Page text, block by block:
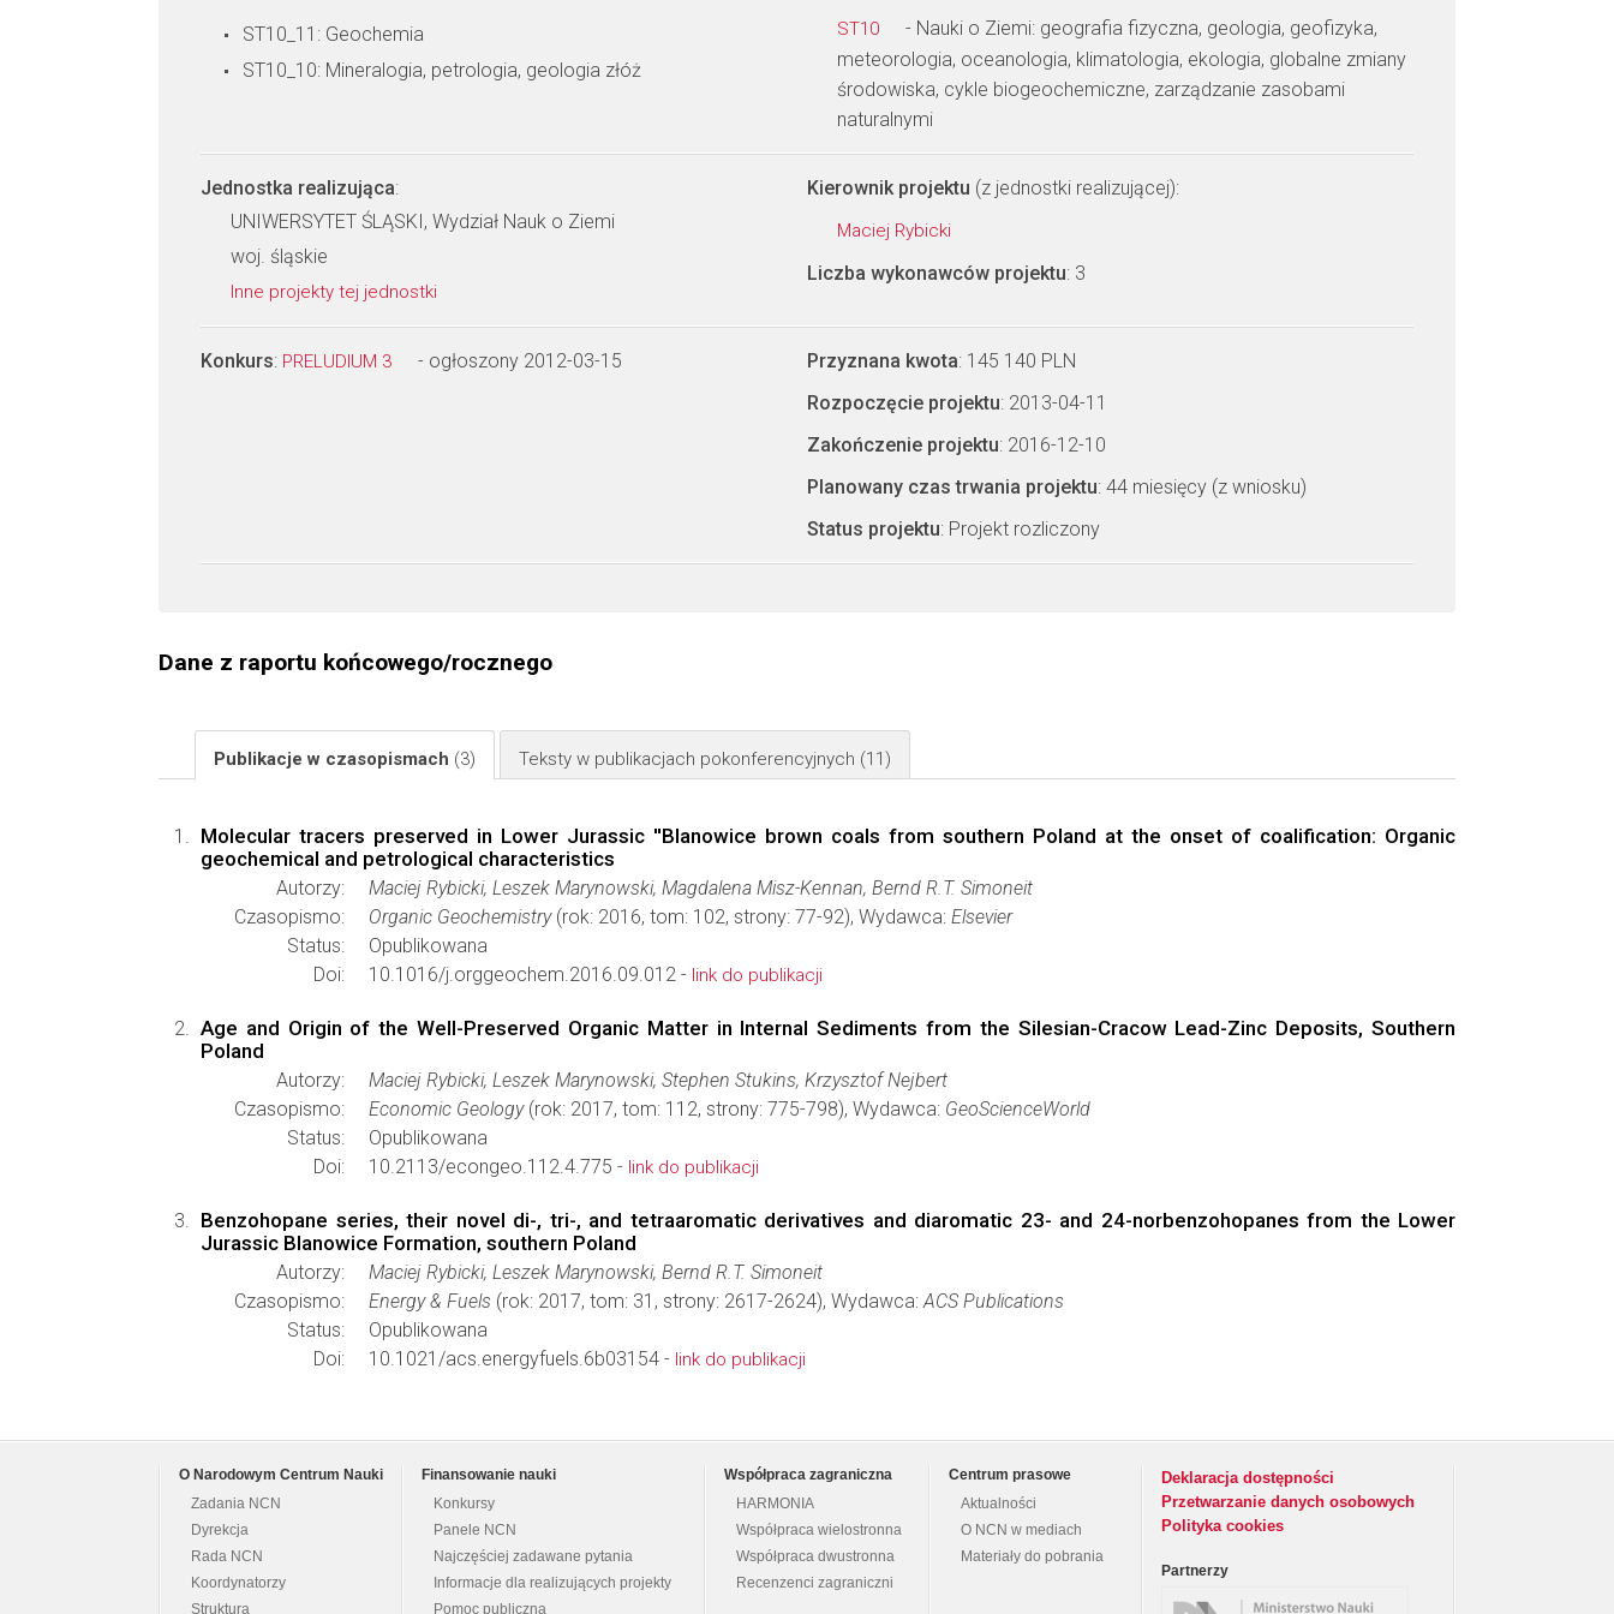
ST10_11: Geochemia
ST10_10: Mineralogia, petrologia, geologia złóż
ST10
- Nauki o Ziemi: geografia fizyczna, geologia, geofizyka,
meteorologia, oceanologia, klimatologia, ekologia, globalne zmiany
środowiska, cykle biogeochemiczne, zarządzanie zasobami
naturalnymi
Jednostka realizująca:
UNIWERSYTET ŚLĄSKI, Wydział Nauk o Ziemi
woj. śląskie
Inne projekty tej jednostki
Kierownik projektu (z jednostki realizującej):
Maciej Rybicki
Liczba wykonawców projektu: 3
Konkurs: PRELUDIUM 3 - ogłoszony 2012-03-15 Przyznana kwota: 145 140 PLN
Rozpoczęcie projektu: 2013-04-11
Zakończenie projektu: 2016-12-10
Planowany czas trwania projektu: 44 miesięcy (z wniosku)
Status projektu: Projekt rozliczony
Dane z raportu końcowego/rocznego
Publikacje w czasopismach (3) Teksty w publikacjach pokonferencyjnych (11)
Molecular tracers preserved in Lower Jurassic ''Blanowice brown coals from southern Poland at the onset of coalification: Organic
geochemical and petrological characteristics
Autorzy:
Maciej Rybicki, Leszek Marynowski, Magdalena Misz-Kennan, Bernd R.T. Simoneit
Czasopismo:
Organic Geochemistry(rok: 2016, tom: 102, strony: 77-92), Wydawca: Elsevier
Status:
Opublikowana
Doi:
10.1016/j.orggeochem.2016.09.012 - link do publikacji
Age and Origin of the Well-Preserved Organic Matter in Internal Sediments from the Silesian-Cracow Lead-Zinc Deposits, Southern
Poland
Autorzy:
Maciej Rybicki, Leszek Marynowski, Stephen Stukins, Krzysztof Nejbert
Czasopismo:
Economic Geology(rok: 2017, tom: 112, strony: 775-798), Wydawca: GeoScienceWorld
Status:
Opublikowana
Doi:
10.2113/econgeo.112.4.775 - link do publikacji
Benzohopane series, their novel di-, tri-, and tetraaromatic derivatives and diaromatic 23- and 24-norbenzohopanes from the Lower
Jurassic Blanowice Formation, southern Poland
Autorzy:
Maciej Rybicki, Leszek Marynowski, Bernd R.T. Simoneit
Czasopismo:
Energy & Fuels (rok: 2017, tom: 31, strony: 2617-2624), Wydawca:ACS Publications
Status:
Opublikowana
Doi:
10.1021/acs.energyfuels.6b03154 - link do publikacji
O Narodowym Centrum Nauki
Zadania NCN
Dyrekcja
Rada NCN
Koordynatorzy
Struktura
Finansowanie nauki
Konkursy
Panele NCN
Najczęściej zadawane pytania
Informacje dla realizujących projekty
Pomoc publiczna
Współpraca zagraniczna
HARMONIA
Współpraca wielostronna
Współpraca dwustronna
Recenzenci zagraniczni
Centrum prasowe
Aktualności
O NCN w mediach
Materiały do pobrania
Deklaracja dostępności
Przetwarzanie danych osobowych
Polityka cookies
Partnerzy